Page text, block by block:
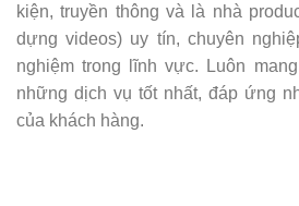
kiện, truyền thông và là nhà
dựng videos) uy tín, chuyên
nghiệm trong lĩnh vực. Luôn
những dịch vụ tốt nhất, đáp ứng
của khách hàng.